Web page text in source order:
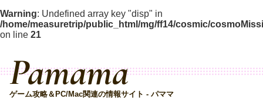
Warning: Undefined array key "disp" in
/home/measuretrip/public_html/mg/ff14/cosmic/
on line 21
Pamama
ゲーム攻略＆PC/Mac関連の情報サイト - パママ